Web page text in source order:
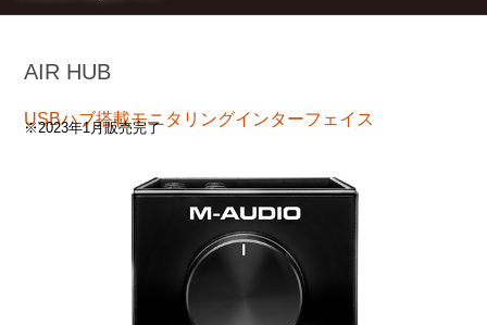
AIR HUB
USBハブ搭載モニタリングインターフェイス
※2023年1月販売完了